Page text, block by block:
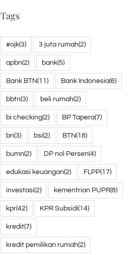
Tags
#ojk(3) 3 juta rumah(2)
apbn(2) bank(5)
Bank BTN(11) Bank Indonesia(6)
bbtn(3) beli rumah(2)
bi checking(2) BP Tapera(7)
bri(3) bsi(2) BTN(18)
bumn(2) DP nol Persen(4)
edukasi keuangan(2) FLPP(17)
investasi(2) kementrian PUPR(8)
kpr(42) KPR Subsidi(14)
kredit(7)
kredit pemilikan rumah(2)